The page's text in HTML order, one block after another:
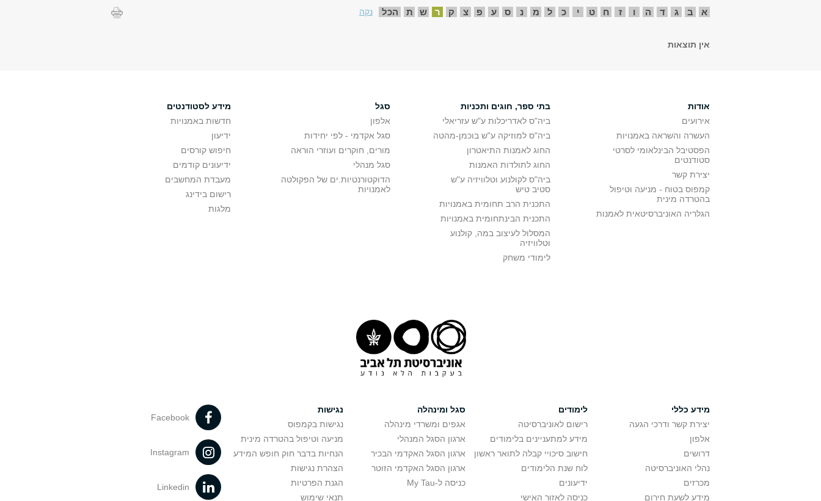
א ב ג ד ה ו ז ח ט י כ ל מ נ ס ע פ צ ק ר ש ת הכל נקה
אין תוצאות
אודות
אירועים
העשרה והשראה באמנויות
הפסטיבל הבינלאומי לסרטי
סטודנטים
יצירת קשר
קמפוס בטוח - מניעה וטיפול
בהטרדה מינית
הגלריה האוניברסיטאית לאמנות
בתי ספר, חוגים ותכניות
ביה"ס לאדריכלות ע"ש עזריאלי
ביה"ס למוזיקה ע"ש בוכמן-מהטה
החוג לאמנות התיאטרון
החוג לתולדות האמנות
ביה"ס לקולנוע וטלוויזיה ע"ש
סטיב טיש
התכנית הרב תחומית באמנויות
התכנית הבינתחומית באמנויות
המסלול לעיצוב במה, קולנוע
וטלוויזיה
לימודי משחק
סגל
אלפון
סגל אקדמי - לפי יחידות
מורים, חוקרים ועוזרי הוראה
סגל מנהלי
הדוקטורנטיות.ים של הפקולטה
לאמנויות
מידע לסטודנטים
חדשות באמנויות
ידיעון
חיפוש קורסים
ידיעונים קודמים
מעבדת המחשבים
רישום בידינג
מלגות
מידע כללי
יצירת קשר ודרכי הגעה
אלפון
דרושים
נהלי האוניברסיטה
מכרזים
מידע לשעת חירום
לימודים
רישום לאוניברסיטה
מידע למתעניינים בלימודים
חישוב סיכויי קבלה לתואר ראשון
לוח שנת הלימודים
ידיעונים
כניסה לאזור האישי
סגל ומינהלה
אגפים ומשרדי מינהלה
ארגון הסגל המנהלי
ארגון הסגל האקדמי הבכיר
ארגון הסגל האקדמי הזוטר
כניסה ל-My Tau
נגישות
נגישות בקמפוס
מניעה וטיפול בהטרדה מינית
הנחיות בדבר חוק חופש המידע
הצהרת נגישות
הגנת הפרטיות
תנאי שימוש
Facebook
Instagram
Linkedin